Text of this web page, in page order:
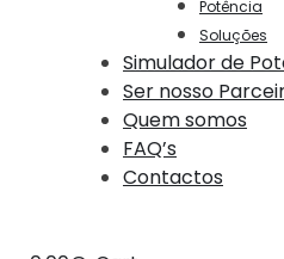
Potência
Soluções
Simulador de
Ser nosso
Quem somos
FAQ’s
Contactos